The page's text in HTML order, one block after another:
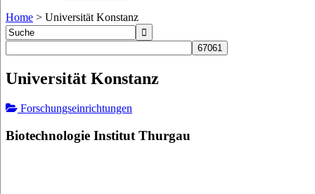
Home > Universität Konstanz
Universität Konstanz
Forschungseinrichtungen
Biotechnologie Institut Thurgau